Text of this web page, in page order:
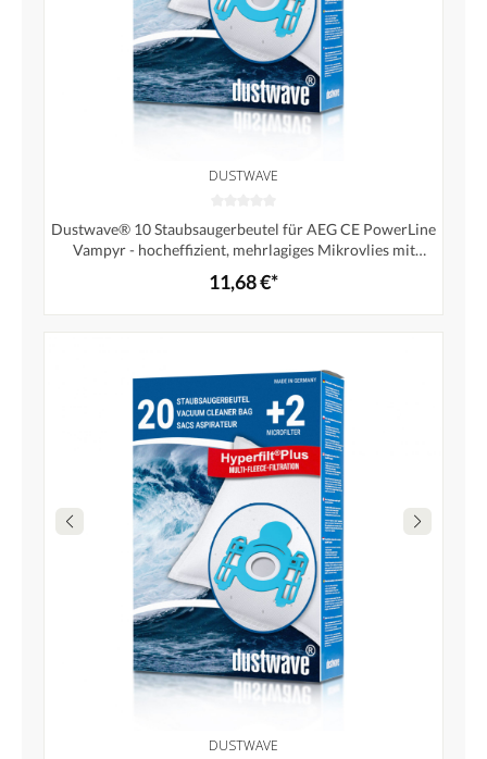
DUSTWAVE
Dustwave® 10 Staubsaugerbeutel für AEG CE PowerLine
Vampyr - hocheffizient, mehrlagiges Mikrovlies mit
Hygieneverschluss - Made in Germany
11,68 €*
DUSTWAVE